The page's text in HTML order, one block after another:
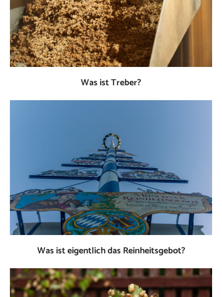
Was ist Treber?
Was ist eigentlich das Reinheitsgebot?